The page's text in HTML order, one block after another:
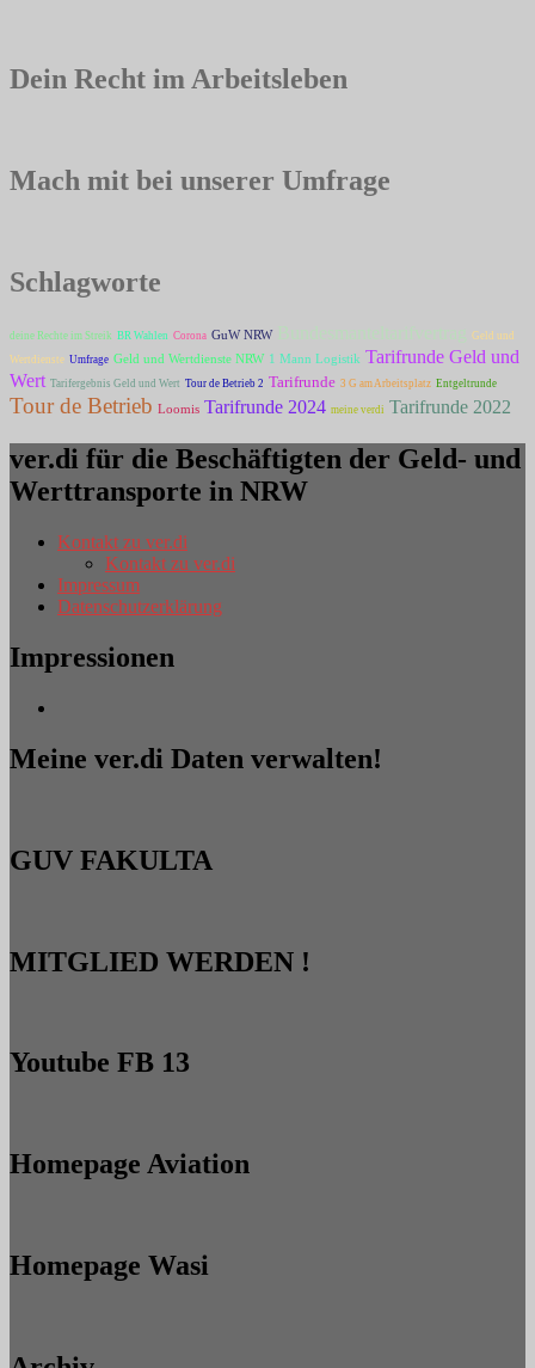
Dein Recht im Arbeitsleben
Mach mit bei unserer Umfrage
Schlagworte
deine Rechte im Streik BR Wahlen Corona GuW NRW
Geld und
Wertdienste Umfrage Geld und Wertdienste NRW 1 Mann Logistik Tarifrunde Geld und
Wert Tarifergebnis Geld und Wert Tour de Betrieb 2 Tarifrunde 3 G am Arbeitsplatz Entgeltrunde
Tour de Betrieb Loomis Tarifrunde 2024 meine verdi Tarifrunde 2022
ver.di für die Beschäftigten der Geld- und
Werttransporte in NRW
Kontakt zu ver.di
Kontakt zu ver.di
Impressum
Datenschutzerklärung
Impressionen
Meine ver.di Daten verwalten!
GUV FAKULTA
MITGLIED WERDEN !
Youtube FB 13
Homepage Aviation
Homepage Wasi